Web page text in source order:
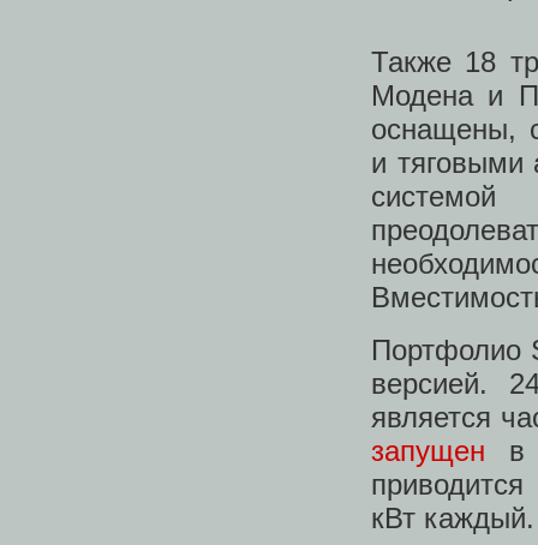
Также 18
Модена и
оснащены,
и тяговыми
системой
Портфолио
версией.
является
запущен в
кВт каждый.